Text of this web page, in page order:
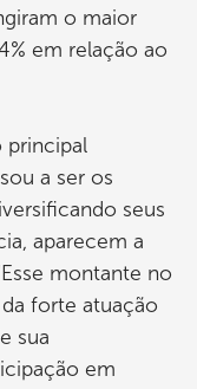
o maior
em relação ao
principal
a ser os
seus
aparecem a
montante no
forte atuação
sua
em